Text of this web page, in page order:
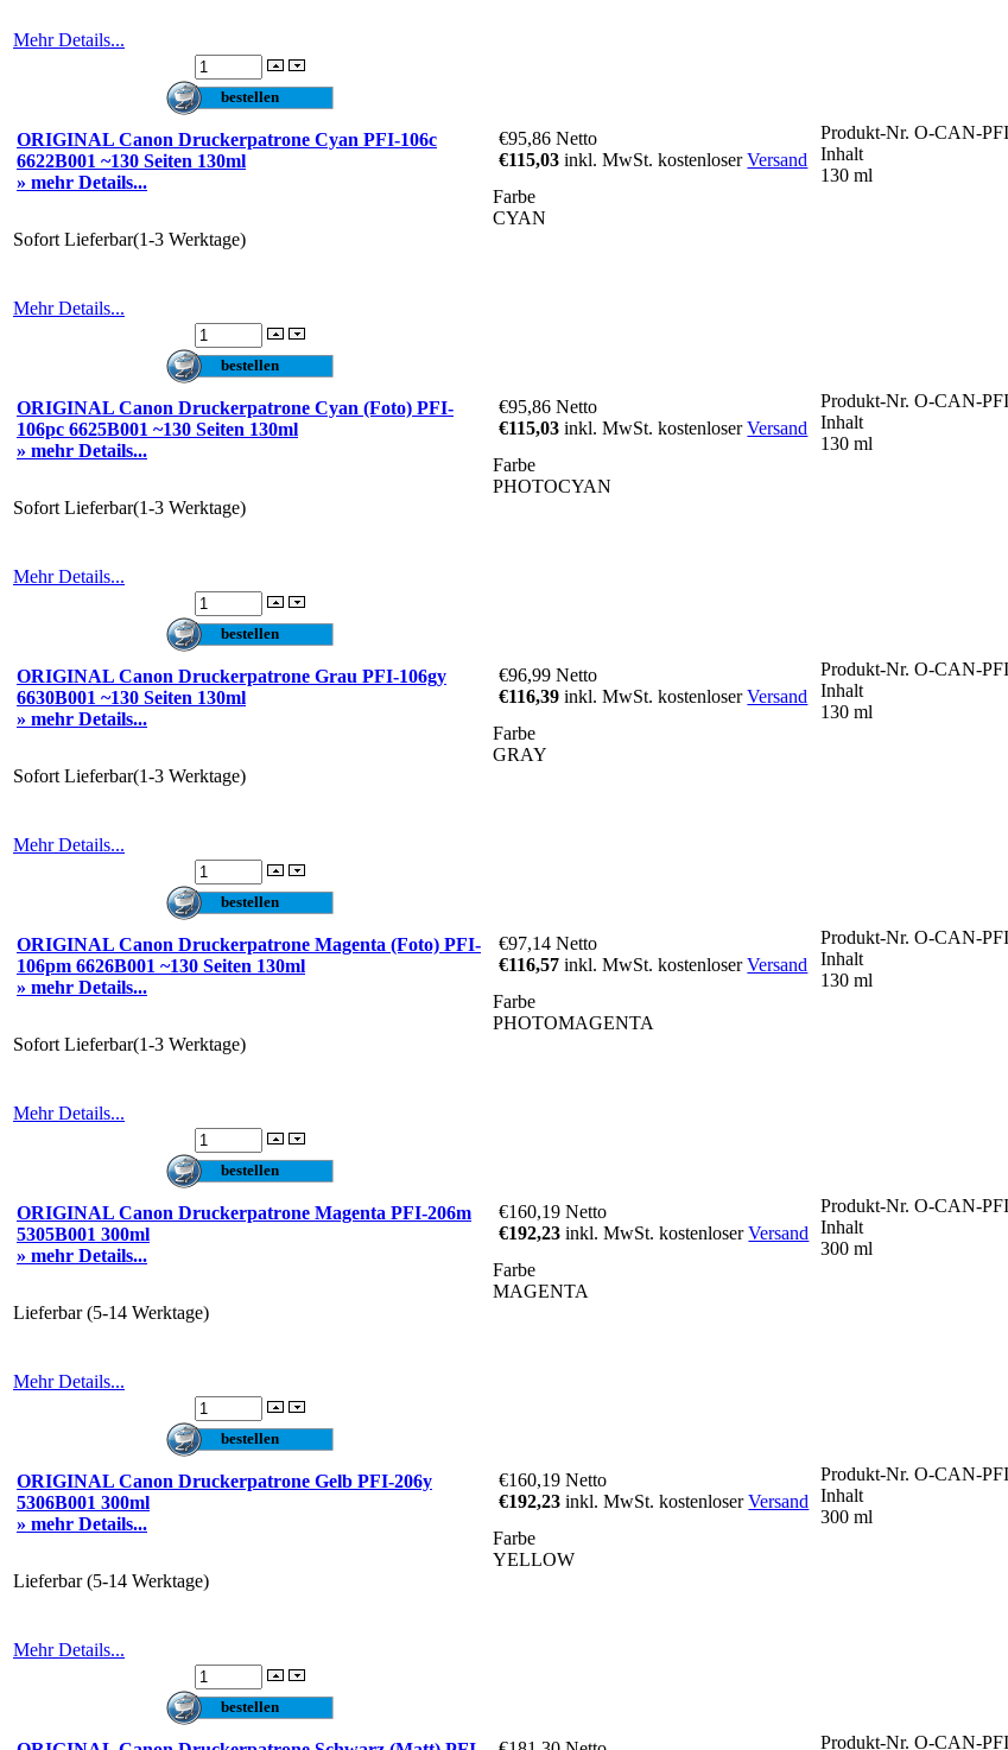
Mehr Details...
ORIGINAL Canon Druckerpatrone Cyan PFI-106c
6622B001 ~130 Seiten 130ml
» mehr Details...
€95,86Netto
€115,03inkl. MwSt. kostenloserVersand
Produkt-Nr. O-CAN-
Inhalt
130 ml
Farbe
CYAN
Sofort Lieferbar(1-3 Werktage)
Mehr Details...
ORIGINAL Canon Druckerpatrone Cyan (Foto) PFI-
106pc 6625B001 ~130 Seiten 130ml
» mehr Details...
€95,86Netto
€115,03inkl. MwSt. kostenloserVersand
Produkt-Nr. O-CAN-
Inhalt
130 ml
Farbe
PHOTOCYAN
Sofort Lieferbar(1-3 Werktage)
Mehr Details...
ORIGINAL Canon Druckerpatrone Grau PFI-106gy
6630B001 ~130 Seiten 130ml
» mehr Details...
€96,99Netto
€116,39inkl. MwSt. kostenloserVersand
Produkt-Nr. O-CAN-
Inhalt
130 ml
Farbe
GRAY
Sofort Lieferbar(1-3 Werktage)
Mehr Details...
ORIGINAL Canon Druckerpatrone Magenta (Foto) PFI-
106pm 6626B001 ~130 Seiten 130ml
» mehr Details...
€97,14Netto
€116,57inkl. MwSt. kostenloserVersand
Produkt-Nr. O-CAN-
Inhalt
130 ml
Farbe
PHOTOMAGENTA
Sofort Lieferbar(1-3 Werktage)
Mehr Details...
ORIGINAL Canon Druckerpatrone Magenta PFI-206m
5305B001 300ml
» mehr Details...
€160,19Netto
€192,23inkl. MwSt. kostenloserVersand
Produkt-Nr. O-CAN-
Inhalt
300 ml
Farbe
MAGENTA
Lieferbar (5-14 Werktage)
Mehr Details...
ORIGINAL Canon Druckerpatrone Gelb PFI-206y
5306B001 300ml
» mehr Details...
€160,19Netto
€192,23inkl. MwSt. kostenloserVersand
Produkt-Nr. O-CAN-
Inhalt
300 ml
Farbe
YELLOW
Lieferbar (5-14 Werktage)
Mehr Details...
Produkt-Nr. O-CAN-